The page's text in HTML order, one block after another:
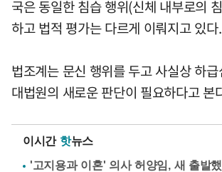
국은 동일한 침습 행위(신체 내부로의
하고 법적 평가는 다르게 이뤄지고 있다.
법조계는 문신 행위를 두고 사실상 하
대법원의 새로운 판단이 필요하다고 본
이시간 핫뉴스
'고지용과 이혼' 의사 허양임, 새 출발